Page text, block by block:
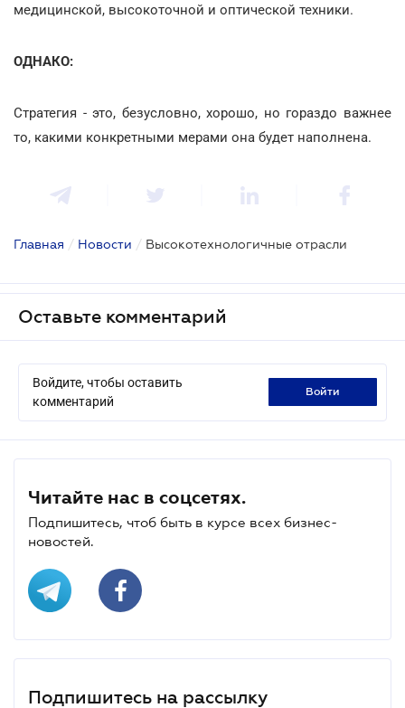
медицинской, высокоточной и оптической техники.
ОДНАКО:
Стратегия - это, безусловно, хорошо, но гораздо важнее
то, какими конкретными мерами она будет наполнена.
Главная / Новости / Высокотехнологичные отрасли
Оставьте комментарий
Войдите, чтобы оставить
комментарий
войти
Читайте нас в соцсетях.
Подпишитесь, чтоб быть в курсе всех бизнес-
новостей.
Подпишитесь на рассылку